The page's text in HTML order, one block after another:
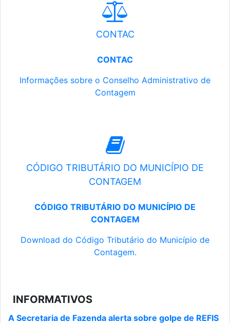
CONTAC
CONTAC
Informações sobre o Conselho Administrativo de
Contagem
CÓDIGO TRIBUTÁRIO DO MUNICÍPIO DE
CONTAGEM
CÓDIGO TRIBUTÁRIO DO MUNICÍPIO DE
CONTAGEM
Download do Código Tributário do Município de
Contagem.
INFORMATIVOS
A Secretaria de Fazenda alerta sobre golpe de REFIS